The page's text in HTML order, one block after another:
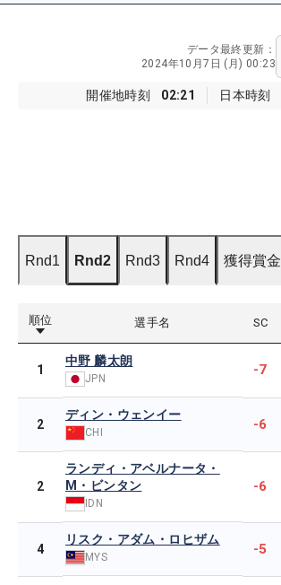
開催地時刻 02:21 日本時刻
データ最終更新：
2024年10月7日 (月) 00:23
Rnd1 Rnd2 Rnd3 Rnd4 獲得賞金
順位 選手名 SC
1
中野 麟太朗
JPN
-7
2
ディン・ウェンイー
CHI -6
2
ランディ・アベルナータ・
M・ビンタン
IDN
-6
4
リスク・アダム・ロヒザム
MYS -5